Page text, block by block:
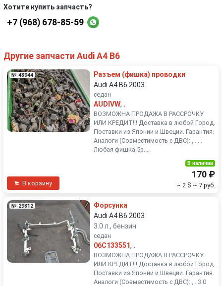
Хотите купить запчасть?
+7 (968) 678-85-59
Другие запчасти Audi A4 B6
№ 48944
Разъем (фишка) проводки
Audi A4 B6 2003
седан
AUDIVW, .
ВОЗМОЖНА ПРОДАЖА В РАССРОЧКУ
ИЛИ КРЕДИТ!!! Доставка в любой Город.
Поставки из Японии и Швеции. Гарантия.
Аналоги (Совместимость с ДВС): , . . .
Любая фишка 5р....
В корзину
В наличии
170 ₽
~ 2 $ ~ 7 руб.
№ 29812
Форсунка
Audi A4 B6 2003
3.0 л., бензин
седан
06C133551, .
ВОЗМОЖНА ПРОДАЖА В РАССРОЧКУ
ИЛИ КРЕДИТ!!! Доставка в любой Город.
Поставки из Японии и Швеции. Гарантия.
Аналоги (Совместимость с ДВС): , . 3.0